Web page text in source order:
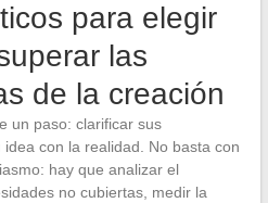
para elegir
las
de la creación
un paso: clarificar sus
con la realidad. No basta con
hay que analizar el
no cubiertas, medir la